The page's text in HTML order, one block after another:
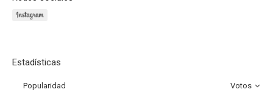
Estadísticas
Popularidad Votos